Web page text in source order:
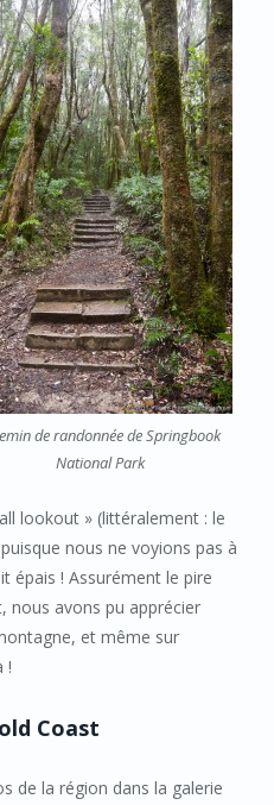
de randonnée de Springbook
National Park
lookout » (littéralement : le
nous ne voyions pas à
épais ! Assurément le pire
nous avons pu apprécier
et même sur
!
Coast
de la région dans la galerie